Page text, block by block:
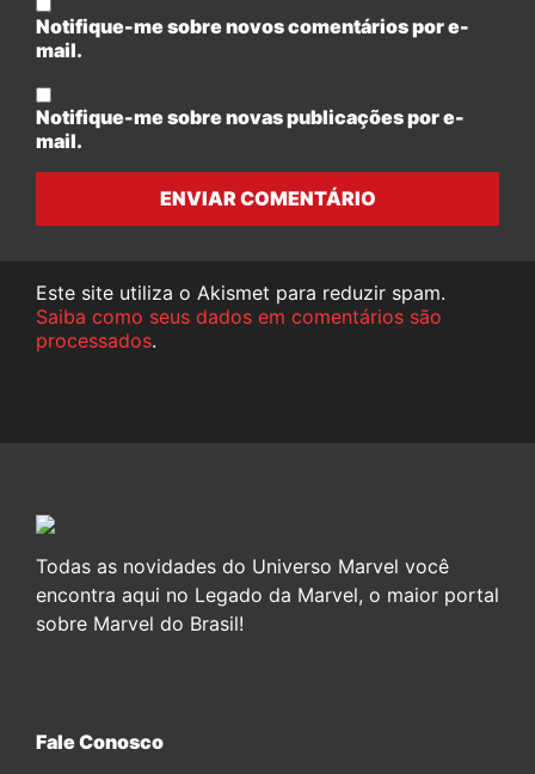
Notifique-me sobre novos comentários por e-
mail.
Notifique-me sobre novas publicações por e-
mail.
ENVIAR COMENTÁRIO
Este site utiliza o Akismet para reduzir spam.
Saiba como seus dados em comentários são
processados.
Todas as novidades do Universo Marvel você
encontra aqui no Legado da Marvel, o maior portal
sobre Marvel do Brasil!
Fale Conosco